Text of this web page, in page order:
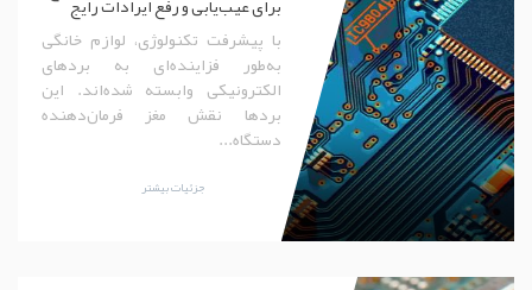
با پیشرفت تکنولوژی، لوازم خانگی
به‌طور فزاینده‌ای به بردهای
الکترونیکی وابسته شده‌اند. این
بردها نقش مغز فرمان‌دهنده
دستگاه...
جزئیات بیشتر